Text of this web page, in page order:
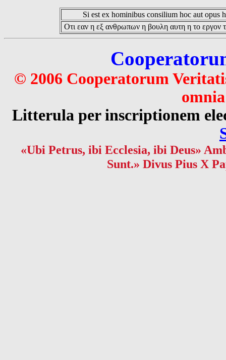
Si est ex hominibus consilium hoc aut opus
Οτι εαν η εξ ανθρωπων η βουλη αυτη η το εργον
© 2006 Cooperatorum
Litterula per inscriptionem
«Ubi Petrus, ibi Ecclesia, ibi Deus»
Sunt.» Divus Pius X